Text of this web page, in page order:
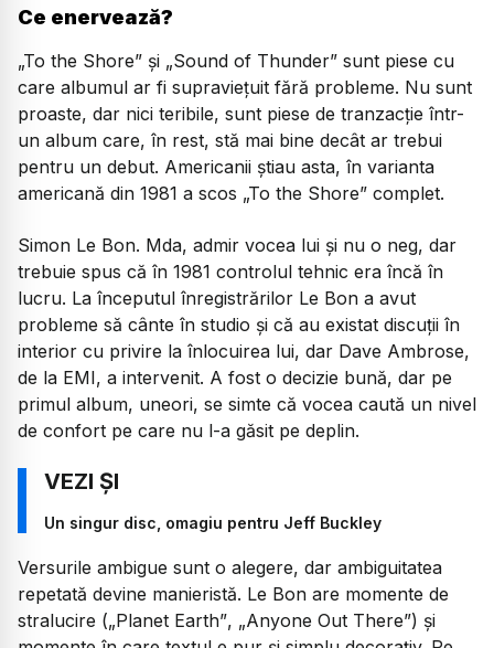
Ce enervează?
„To the Shore” şi „Sound of Thunder” sunt piese cu
care albumul ar fi supraviețuit fără probleme. Nu sunt
proaste, dar nici teribile, sunt piese de tranzacție într-
un album care, în rest, stă mai bine decât ar trebui
pentru un debut. Americanii ştiau asta, în varianta
americană din 1981 a scos „To the Shore” complet.
Simon Le Bon. Mda, admir vocea lui şi nu o neg, dar
trebuie spus că în 1981 controlul tehnic era încă în
lucru. La începutul înregistrărilor Le Bon a avut
probleme să cânte în studio şi că au existat discuții în
interior cu privire la înlocuirea lui, dar Dave Ambrose,
de la EMI, a intervenit. A fost o decizie bună, dar pe
primul album, uneori, se simte că vocea caută un nivel
de confort pe care nu l-a găsit pe deplin.
Un singur disc, omagiu pentru Jeff Buckley
Versurile ambigue sunt o alegere, dar ambiguitatea
repetată devine manieristă. Le Bon are momente de
stralucire („Planet Earth”, „Anyone Out There”) şi